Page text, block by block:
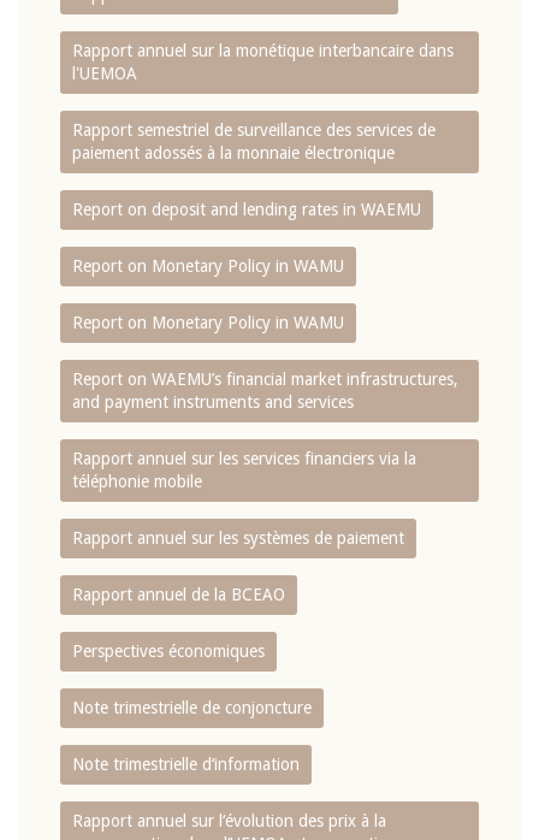
Rapport annuel sur la monétique interbancaire dans
l'UEMOA
Rapport semestriel de surveillance des services de
paiement adossés à la monnaie électronique
Report on deposit and lending rates in WAEMU
Report on Monetary Policy in WAMU
Report on Monetary Policy in WAMU
Report on WAEMU’s financial market infrastructures,
and payment instruments and services
Rapport annuel sur les services financiers via la
téléphonie mobile
Rapport annuel sur les systèmes de paiement
Rapport annuel de la BCEAO
Perspectives économiques
Note trimestrielle de conjoncture
Note trimestrielle d‘information
Rapport annuel sur l‘évolution des prix à la